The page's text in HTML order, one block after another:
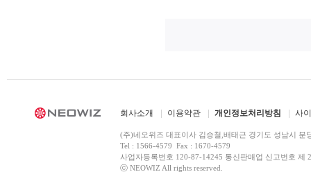
회사소개 이용약관 개인정보처리방침 사
(주)네오위즈 대표이사 김승철,배태근 경기도 성남시 분
Tel : 1566-4579 Fax : 1670-4579
사업자등록번호 120-87-14245 통신판매업 신고번호 제
ⓒ NEOWIZ All rights reserved.